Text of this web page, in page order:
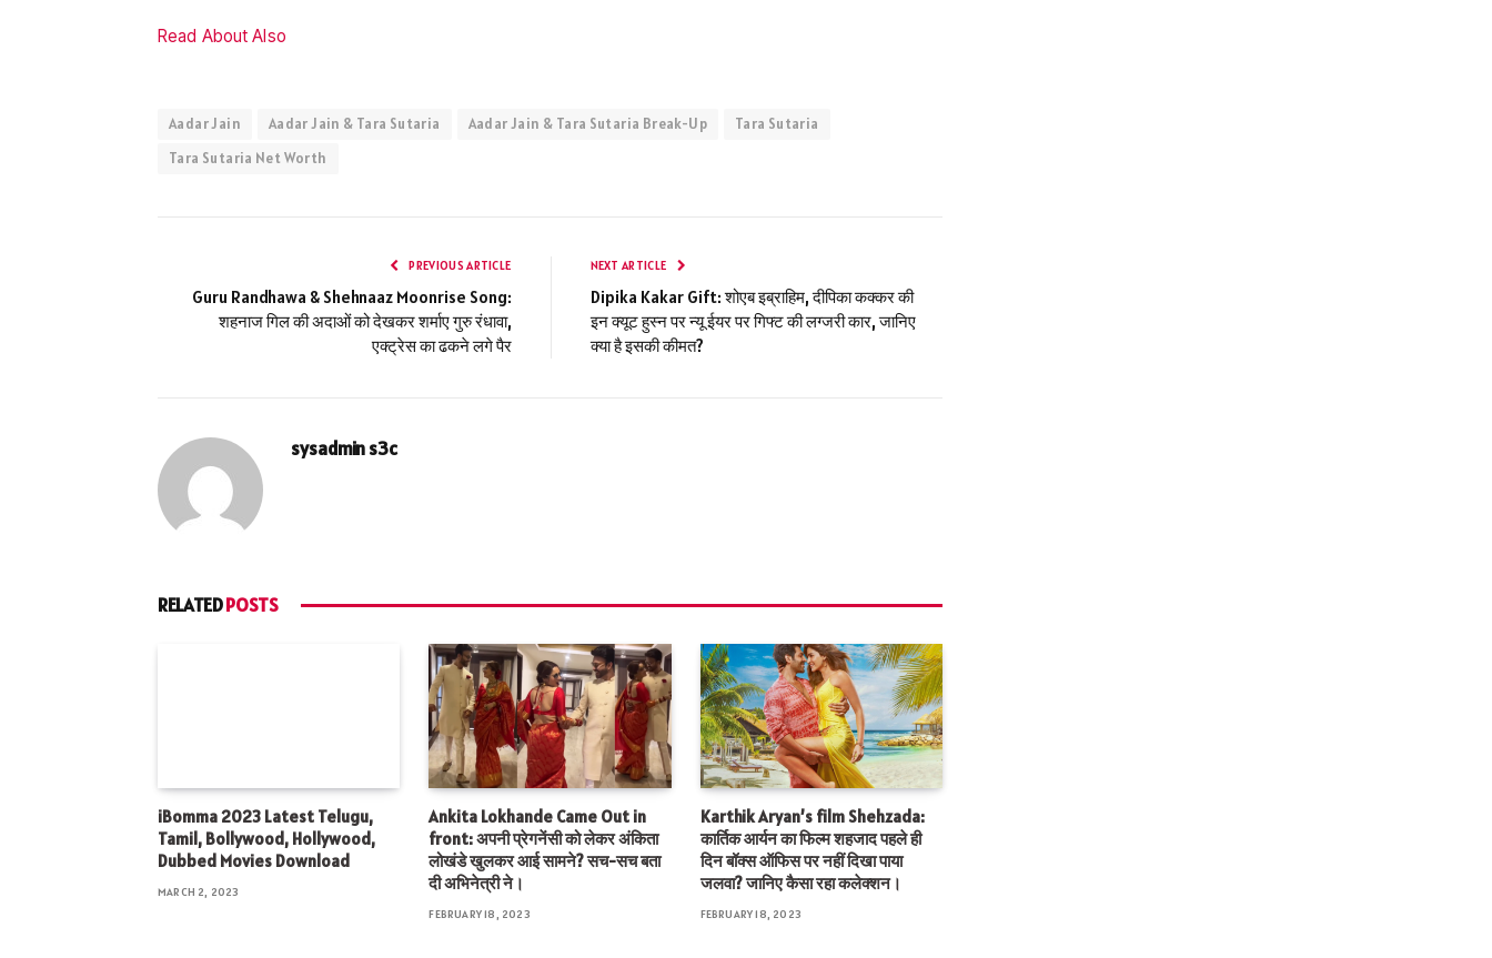
Read About Also
Aadar Jain Aadar Jain & Tara Sutaria Aadar Jain & Tara Sutaria Break-Up
Tara Sutaria
Tara Sutaria Net Worth
PREVIOUS ARTICLE
Guru Randhawa & Shehnaaz Moonrise Song:
शहनाज गिल की अदाओं को देखकर शर्माए गुरु रंधावा,
एक्ट्रेस का ढकने लगे पैर
NEXT ARTICLE
Dipika Kakar Gift: शोएब इब्राहिम, दीपिका कक्कर की
इन क्यूट हुस्न पर न्यू ईयर पर गिफ्ट की लग्जरी कार, जानिए
क्या है इसकी कीमत?
sysadmin s3c
RELATEDPOSTS
iBomma 2023 Latest Telugu,
Tamil, Bollywood, Hollywood,
Dubbed Movies Download
MARCH 2, 2023
Ankita Lokhande Came Out in
front: अपनी प्रेगनेंसी को लेकर अंकिता
लोखंडे खुलकर आई सामने? सच-सच बता
दी अभिनेत्री ने।
FEBRUARY 18, 2023
Karthik Aryan’s film Shehzada:
कार्तिक आर्यन का फिल्म शहजाद पहले ही
दिन बॉक्स ऑफिस पर नहीं दिखा पाया
जलवा? जानिए कैसा रहा कलेक्शन।
FEBRUARY 18, 2023